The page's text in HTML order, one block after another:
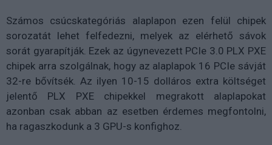
Számos csúcskategóriás alaplapon ezen felül chipek
sorozatát lehet felfedezni, melyek az elérhető sávok
sorát gyarapítják. Ezek az úgynevezett PCIe 3.0 PLX PXE
chipek arra szolgálnak, hogy az alaplapok 16 PCIe sávját
32-re bővítsék. Az ilyen 10-15 dolláros extra költséget
jelentő PLX PXE chipekkel megrakott alaplapokat
azonban csak abban az esetben érdemes megfontolni,
ha ragaszkodunk a 3 GPU-s konfighoz.